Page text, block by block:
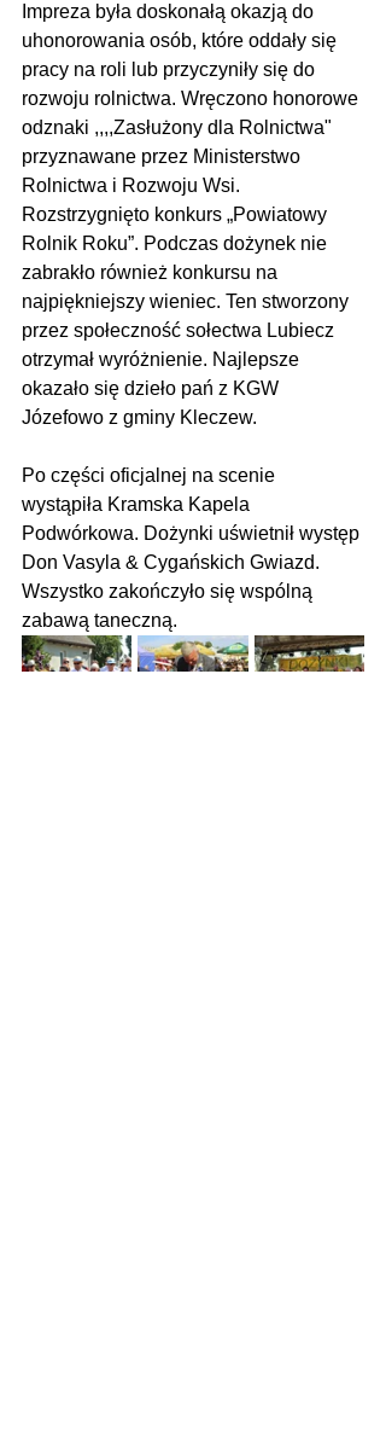
Impreza była doskonałą okazją do
uhonorowania osób, które oddały się
pracy na roli lub przyczyniły się do
rozwoju rolnictwa. Wręczono honorowe
odznaki ,,,,Zasłużony dla Rolnictwa"
przyznawane przez Ministerstwo
Rolnictwa i Rozwoju Wsi.
Rozstrzygnięto konkurs „Powiatowy
Rolnik Roku”. Podczas dożynek nie
zabrakło również konkursu na
najpiękniejszy wieniec. Ten stworzony
przez społeczność sołectwa Lubiecz
otrzymał wyróżnienie. Najlepsze
okazało się dzieło pań z KGW
Józefowo z gminy Kleczew.
Po części oficjalnej na scenie
wystąpiła Kramska Kapela
Podwórkowa. Dożynki uświetnił występ
Don Vasyla & Cygańskich Gwiazd.
Wszystko zakończyło się wspólną
zabawą taneczną.